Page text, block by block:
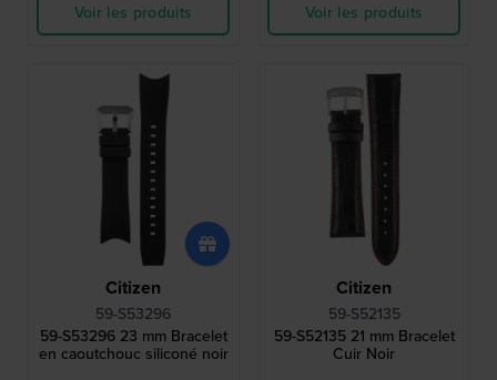
Voir les produits
Voir les produits
Citizen
59-S53296
59-S53296 23 mm Bracelet
en caoutchouc siliconé noir
Citizen
59-S52135
59-S52135 21 mm Bracelet
Cuir Noir